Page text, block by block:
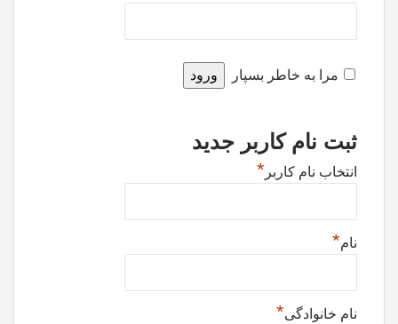
مرا به خاطر بسپار
ثبت نام کاربر جدید
انتخاب نام کاربر *
نام*
نام خانوادگی*